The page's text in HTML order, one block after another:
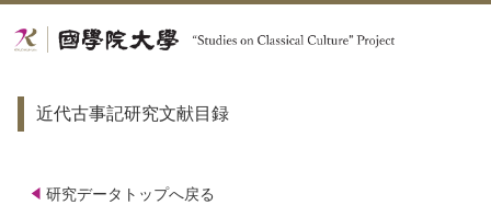
近代古事記研究文献目録
研究データトップへ戻る